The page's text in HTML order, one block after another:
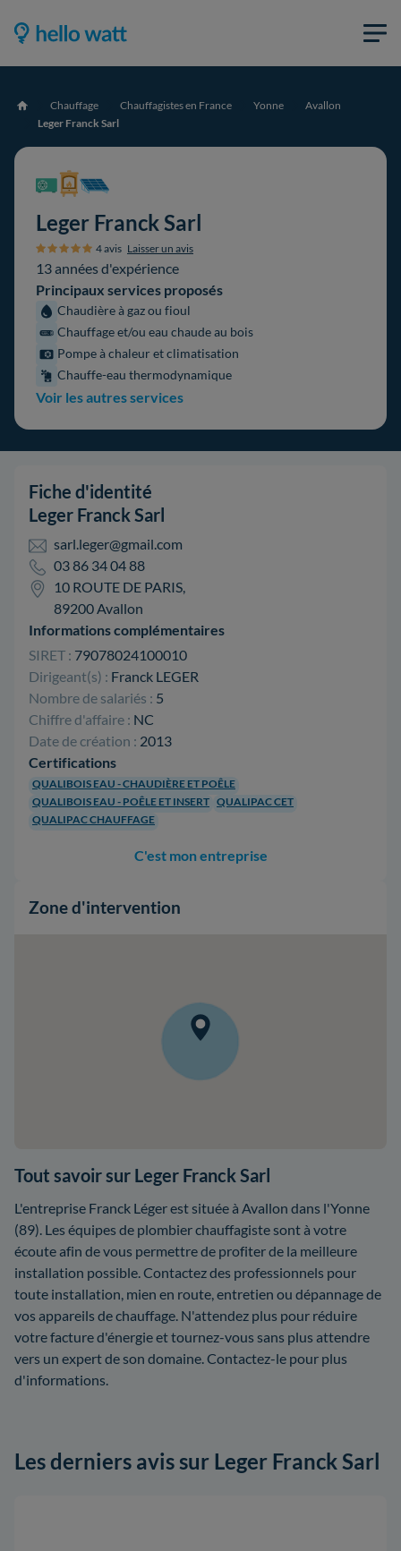
Accueil Chauffage Chauffagistes en France Yonne
Avallon
Leger Franck Sarl
Leger Franck Sarl
4 avis Laisser un avis
13 années d'expérience
Principaux services proposés
Chaudière à gaz ou fioul
Chauffage et/ou eau chaude au bois
Pompe à chaleur et climatisation
Chauffe-eau thermodynamique
Voir les autres services
Fiche d'identité
Leger Franck Sarl
sarl.leger@gmail.com
03 86 34 04 88
10 ROUTE DE PARIS,
89200 Avallon
Informations complémentaires
SIRET : 79078024100010
Dirigeant(s) : Franck LEGER
Nombre de salariés : 5
Chiffre d'affaire : NC
Date de création : 2013
Certifications
QUALIBOIS EAU - CHAUDIÈRE ET POÊLE
QUALIBOIS EAU - POÊLE ET INSERT QUALIPAC CET
QUALIPAC CHAUFFAGE
C'est mon entreprise
Zone d'intervention
Tout savoir sur Leger Franck Sarl
L'entreprise Franck Léger est située à Avallon dans l'Yonne
(89). Les équipes de plombier chauffagiste sont à votre
écoute afin de vous permettre de profiter de la meilleure
installation possible. Contactez des professionnels pour
toute installation, mien en route, entretien ou dépannage de
vos appareils de chauffage. N'attendez plus pour réduire
votre facture d'énergie et tournez-vous sans plus attendre
vers un expert de son domaine. Contactez-le pour plus
d'informations.
Les derniers avis sur Leger Franck Sarl